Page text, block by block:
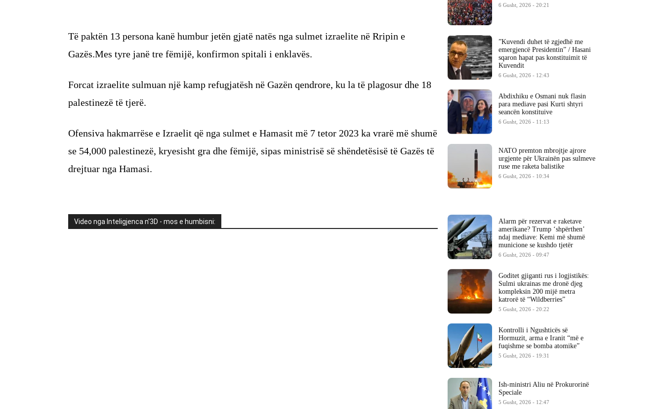
Të paktën 13 persona kanë humbur jetën gjatë natës nga sulmet izraelite në Rripin e
Gazës.Mes tyre janë tre fëmijë, konfirmon spitali i enklavës.
Forcat izraelite sulmuan një kamp refugjatësh në Gazën qendrore, ku la të plagosur dhe 18
palestinezë të tjerë.
Ofensiva hakmarrëse e Izraelit që nga sulmet e Hamasit më 7 tetor 2023 ka vrarë më shumë
se 54,000 palestinezë, kryesisht gra dhe fëmijë, sipas ministrisë së shëndetësisë të Gazës të
drejtuar nga Hamasi.
Video nga Inteligjenca n'3D - mos e humbisni:
6 Gusht, 2026 - 20:21
​”Kuvendi duhet të zgjedhë me
emergjencë Presidentin” / Hasani
sqaron hapat pas konstituimit të
Kuvendit
6 Gusht, 2026 - 12:43
Abdixhiku e Osmani nuk flasin
para mediave pasi Kurti shtyri
seancën konstituive
6 Gusht, 2026 - 11:13
NATO premton mbrojtje ajrore
urgjente për Ukrainën pas sulmeve
ruse me raketa balistike
6 Gusht, 2026 - 10:34
Alarm për rezervat e raketave
amerikane? Trump ‘shpërthen’
ndaj mediave: Kemi më shumë
municione se kushdo tjetër
6 Gusht, 2026 - 09:47
Goditet gjiganti rus i logjistikës:
Sulmi ukrainas me dronë djeg
kompleksin 200 mijë metra
katrorë të “Wildberries”
5 Gusht, 2026 - 20:22
Kontrolli i Ngushticës së
Hormuzit, arma e Iranit “më e
fuqishme se bomba atomike”
5 Gusht, 2026 - 19:31
Ish-ministri ​Aliu në Prokurorinë
Speciale
5 Gusht, 2026 - 12:47